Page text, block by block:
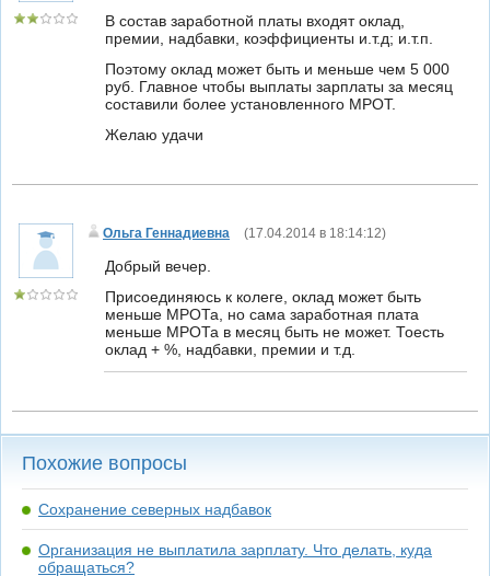
В состав заработной платы входят оклад,
премии, надбавки, коэффициенты и.т.д; и.т.п.
Поэтому оклад может быть и меньше чем 5 000
руб. Главное чтобы выплаты зарплаты за месяц
составили более установленного МРОТ.
Желаю удачи
Ольга Геннадиевна (17.04.2014 в 18:14:12)
Добрый вечер.
Присоединяюсь к колеге, оклад может быть
меньше МРОТа, но сама заработная плата
меньше МРОТа в месяц быть не может. Тоесть
оклад + %, надбавки, премии и т.д.
Похожие вопросы
Сохранение северных надбавок
Организация не выплатила зарплату. Что делать, куда
обращаться?